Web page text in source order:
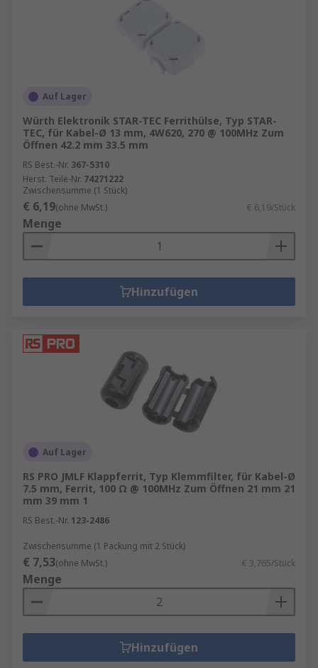
Auf Lager
Würth Elektronik STAR-TEC Ferrithülse, Typ STAR-
TEC, für Kabel-Ø 13 mm, 4W620, 270 @ 100MHz Zum
Öffnen 42.2 mm 33.5 mm
RS Best.-Nr. 367-5310
Herst. Teile-Nr. 74271222
Zwischensumme (1 Stück)
€ 6,19(ohne MwSt.) € 6,19/Stück
Menge
Hinzufügen
Auf Lager
RS PRO JMLF Klappferrit, Typ Klemmfilter, für Kabel-Ø
7.5 mm, Ferrit, 100 Ω @ 100MHz Zum Öffnen 21 mm 21
mm 39 mm 1
RS Best.-Nr. 123-2486
Zwischensumme (1 Packung mit 2 Stück)
€ 7,53(ohne MwSt.) € 3,765/Stück
Menge
Hinzufügen